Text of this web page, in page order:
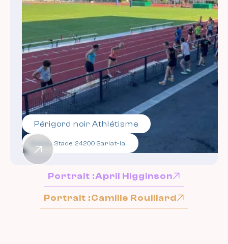
Périgord noir Athlétisme
Rue du Stade, 24200 Sarlat-la-Canéda
Portrait :April Higginson
Portrait :Camille Rouillard